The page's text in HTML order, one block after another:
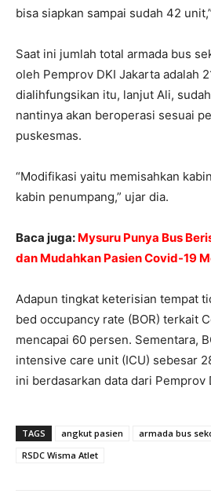
bisa siapkan sampai sudah 42
Saat ini jumlah total armada bus
oleh Pemprov DKI Jakarta adalah
dialihfungsikan itu, lanjut Ali,
nantinya akan beroperasi sesuai
puskesmas.
“Modifikasi yaitu memisahkan
kabin penumpang,” ujar dia.
Baca juga: Mysuru Punya Bus
dan Mudahkan Pasien Covid-19
Adapun tingkat keterisian tempat
bed occupancy rate (BOR) terkait
mencapai 60 persen. Sementara,
intensive care unit (ICU) sebesar
ini berdasarkan data dari Pemprov
TAGS angkut pasien armada bus
RSDC Wisma Atlet